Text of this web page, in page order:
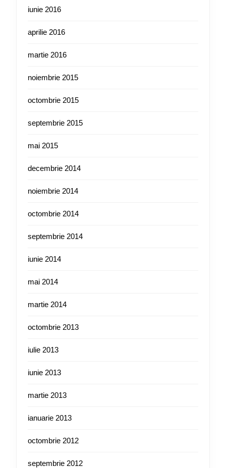
iunie 2016
aprilie 2016
martie 2016
noiembrie 2015
octombrie 2015
septembrie 2015
mai 2015
decembrie 2014
noiembrie 2014
octombrie 2014
septembrie 2014
iunie 2014
mai 2014
martie 2014
octombrie 2013
iulie 2013
iunie 2013
martie 2013
ianuarie 2013
octombrie 2012
septembrie 2012